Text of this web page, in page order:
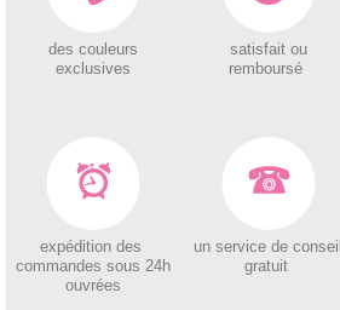
des couleurs
exclusives
satisfait ou
remboursé
expédition des
commandes sous 24h
ouvrées
un service de conseil
gratuit